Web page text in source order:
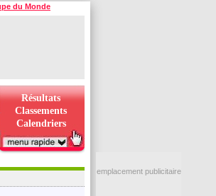
du Monde
Résultats
Classements
Calendriers
emplacement publicitaire